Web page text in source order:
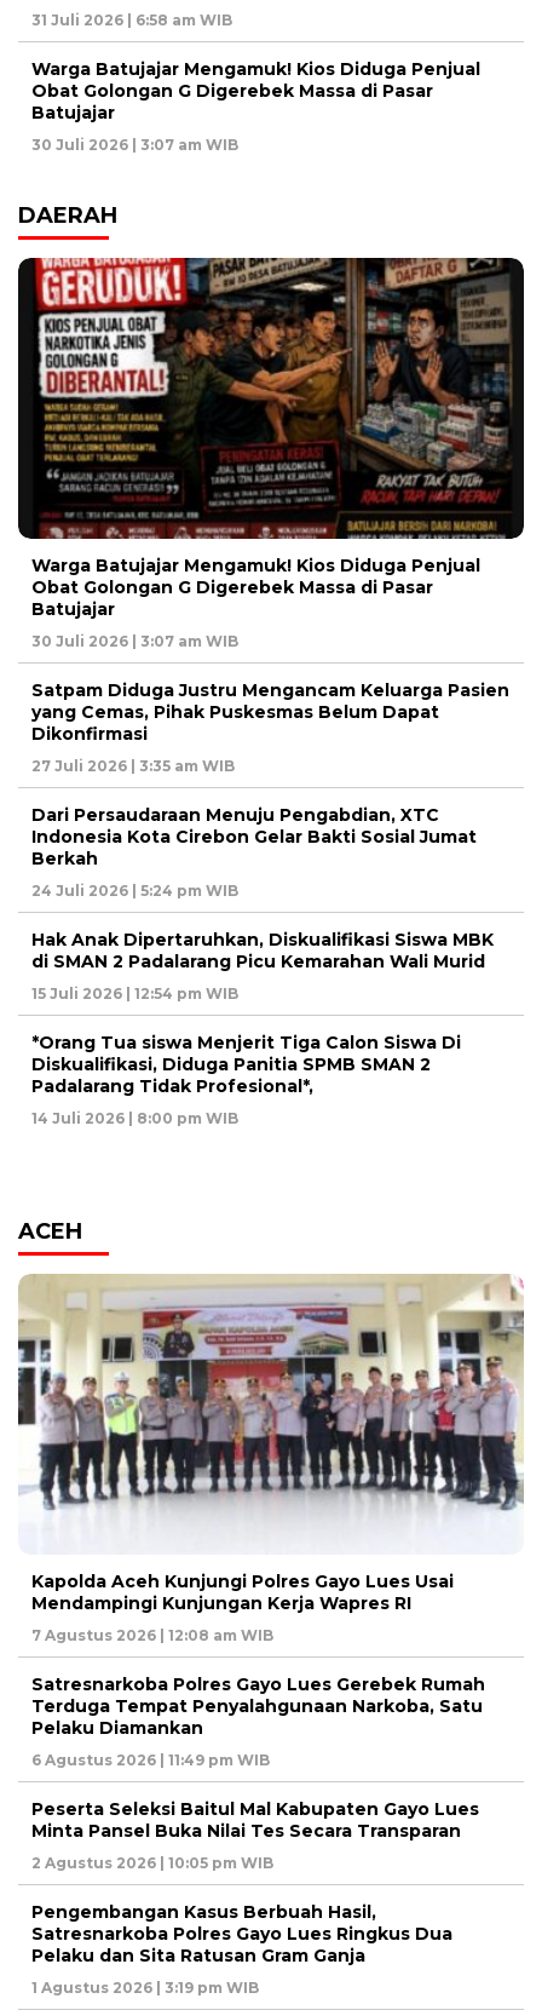
31 Juli 2026 | 6:58 am WIB
Warga Batujajar Mengamuk! Kios Diduga Penjual
Obat Golongan G Digerebek Massa di Pasar
Batujajar
30 Juli 2026 | 3:07 am WIB
DAERAH
Warga Batujajar Mengamuk! Kios Diduga Penjual
Obat Golongan G Digerebek Massa di Pasar
Batujajar
30 Juli 2026 | 3:07 am WIB
Satpam Diduga Justru Mengancam Keluarga Pasien
yang Cemas, Pihak Puskesmas Belum Dapat
Dikonfirmasi
27 Juli 2026 | 3:35 am WIB
Dari Persaudaraan Menuju Pengabdian, XTC
Indonesia Kota Cirebon Gelar Bakti Sosial Jumat
Berkah
24 Juli 2026 | 5:24 pm WIB
Hak Anak Dipertaruhkan, Diskualifikasi Siswa MBK
di SMAN 2 Padalarang Picu Kemarahan Wali Murid
15 Juli 2026 | 12:54 pm WIB
*Orang Tua siswa Menjerit Tiga Calon Siswa Di
Diskualifikasi, Diduga Panitia SPMB SMAN 2
Padalarang Tidak Profesional*,
14 Juli 2026 | 8:00 pm WIB
ACEH
Kapolda Aceh Kunjungi Polres Gayo Lues Usai
Mendampingi Kunjungan Kerja Wapres RI
7 Agustus 2026 | 12:08 am WIB
Satresnarkoba Polres Gayo Lues Gerebek Rumah
Terduga Tempat Penyalahgunaan Narkoba, Satu
Pelaku Diamankan
6 Agustus 2026 | 11:49 pm WIB
Peserta Seleksi Baitul Mal Kabupaten Gayo Lues
Minta Pansel Buka Nilai Tes Secara Transparan
2 Agustus 2026 | 10:05 pm WIB
Pengembangan Kasus Berbuah Hasil,
Satresnarkoba Polres Gayo Lues Ringkus Dua
Pelaku dan Sita Ratusan Gram Ganja
1 Agustus 2026 | 3:19 pm WIB